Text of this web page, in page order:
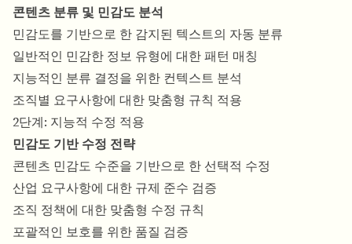
콘텐츠 분류 및 민감도 분석
민감도를 기반으로 한 감지된 텍스트의 자동 분류
일반적인 민감한 정보 유형에 대한 패턴 매칭
지능적인 분류 결정을 위한 컨텍스트 분석
조직별 요구사항에 대한 맞춤형 규칙 적용
2단계: 지능적 수정 적용
민감도 기반 수정 전략
콘텐츠 민감도 수준을 기반으로 한 선택적 수정
산업 요구사항에 대한 규제 준수 검증
조직 정책에 대한 맞춤형 수정 규칙
포괄적인 보호를 위한 품질 검증